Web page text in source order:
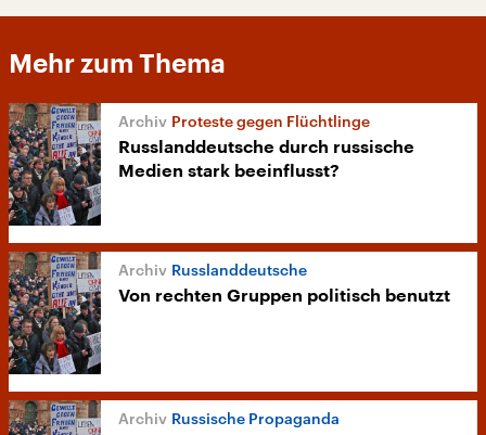
Mehr zum Thema
Proteste gegen Flüchtlinge
Russlanddeutsche durch russische
Medien stark beeinflusst?
Russlanddeutsche
Von rechten Gruppen politisch benutzt
Russische Propaganda